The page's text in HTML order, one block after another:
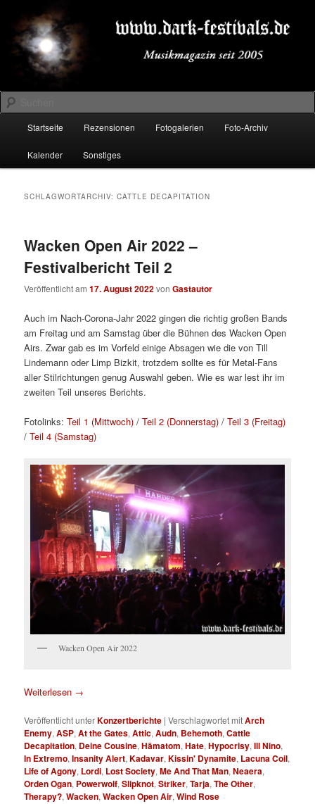
primären
Inhalt
springen
sekundären
Inhalt
springenDARK-FESTIVALS.DE
Suchen
Startseite Rezensionen Fotogalerien Foto-Archiv
Kalender Sonstiges
SCHLAGWORTARCHIV:CATTLE DECAPITATION
Wacken Open Air 2022 –
Festivalbericht Teil 2
Veröffentlicht am17. August 2022vonGastautor
Auch im Nach-Corona-Jahr 2022 gingen die richtig großen Bands
am Freitag und am Samstag über die Bühnen des Wacken Open
Airs. Zwar gab es im Vorfeld einige Absagen wie die von Till
Lindemann oder Limp Bizkit, trotzdem sollte es für Metal-Fans
aller Stilrichtungen genug Auswahl geben. Wie es war lest ihr im
zweiten Teil unseres Berichts.
Fotolinks:Teil 1 (Mittwoch) /Teil 2 (Donnerstag) /Teil 3 (Freitag)
/Teil 4 (Samstag)
Wacken Open Air 2022
Weiterlesen →
Veröffentlicht unterKonzertberichte |Verschlagwortet mitArch
Enemy,ASP,At the Gates,Attic,Audn, Behemoth,Cattle
Decapitation, Deine Cousine,Hämatom,Hate,Hypocrisy,Ill Nino,
In Extremo,Insanity Alert,Kadavar,Kissin' Dynamite, Lacuna Coil,
Life of Agony, Lordi, Lost Society,Me And That Man,Neaera,
Orden Ogan, Powerwolf,Slipknot,Striker,Tarja,The Other,
Therapy?,Wacken,Wacken Open Air,Wind Rose